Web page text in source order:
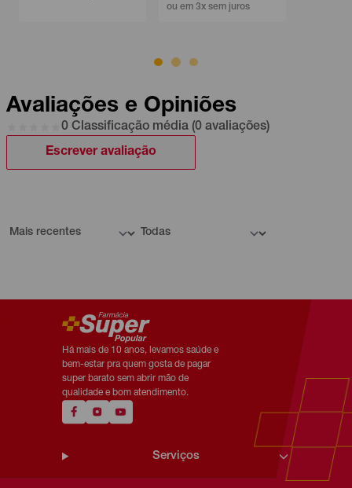
ou em 3x sem juros
Avaliações e Opiniões
0 Classificação média (0 avaliações)
Escrever avaliação
Há mais de 10 anos, levamos saúde e
bem-estar pra quem gosta de pagar
super barato sem abrir mão de
qualidade e bom atendimento.
Serviços